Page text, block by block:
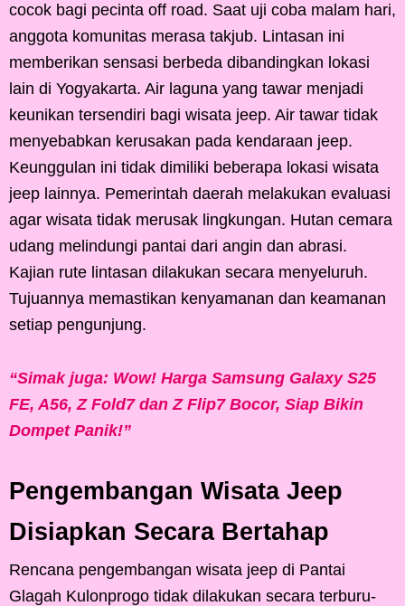
cocok bagi pecinta off road. Saat uji coba malam hari,
anggota komunitas merasa takjub. Lintasan ini
memberikan sensasi berbeda dibandingkan lokasi
lain di Yogyakarta. Air laguna yang tawar menjadi
keunikan tersendiri bagi wisata jeep. Air tawar tidak
menyebabkan kerusakan pada kendaraan jeep.
Keunggulan ini tidak dimiliki beberapa lokasi wisata
jeep lainnya. Pemerintah daerah melakukan evaluasi
agar wisata tidak merusak lingkungan. Hutan cemara
udang melindungi pantai dari angin dan abrasi.
Kajian rute lintasan dilakukan secara menyeluruh.
Tujuannya memastikan kenyamanan dan keamanan
setiap pengunjung.
“Simak juga: Wow! Harga Samsung Galaxy S25
FE, A56, Z Fold7 dan Z Flip7 Bocor, Siap Bikin
Dompet Panik!”
Pengembangan Wisata Jeep
Disiapkan Secara Bertahap
Rencana pengembangan wisata jeep di Pantai
Glagah Kulonprogo tidak dilakukan secara terburu-